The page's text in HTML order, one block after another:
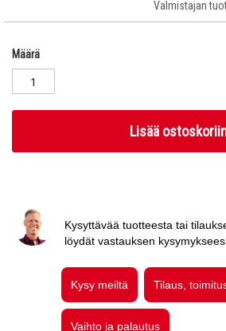
Valmistajan
Määrä
Lisää